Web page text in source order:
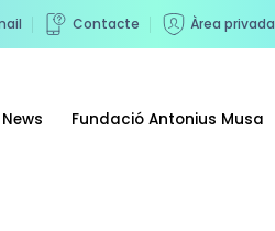
Contacte Àrea privada
News Fundació Antonius Musa